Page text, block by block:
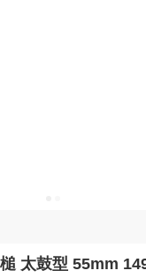
太鼓型 55mm